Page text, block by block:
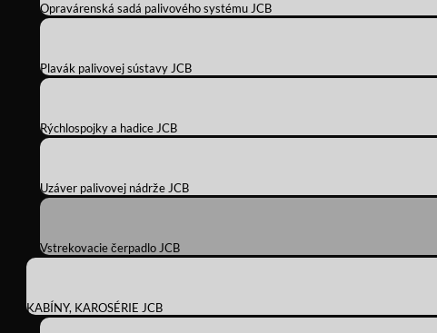
Opravárenská sadá palivového systému JCB
Plavák palivovej sústavy JCB
Rýchlospojky a hadice JCB
Uzáver palivovej nádrže JCB
Vstrekovacie čerpadlo JCB
KABÍNY, KAROSÉRIE JCB